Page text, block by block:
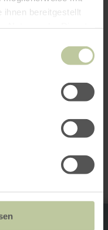
ihnen bereitgestellt